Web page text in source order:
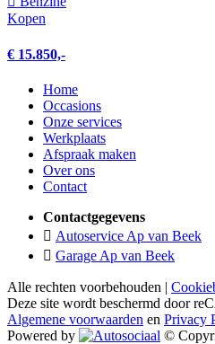
Kopen
€ 15.850,-
Home
Occasions
Onze services
Werkplaats
Afspraak maken
Over ons
Contact
Contactgegevens
Autoservice Ap van Beek
Garage Ap van Beek
Alle rechten voorbehouden |
Deze site wordt beschermd door
Algemene voorwaarden en Privacy
Powered by
©